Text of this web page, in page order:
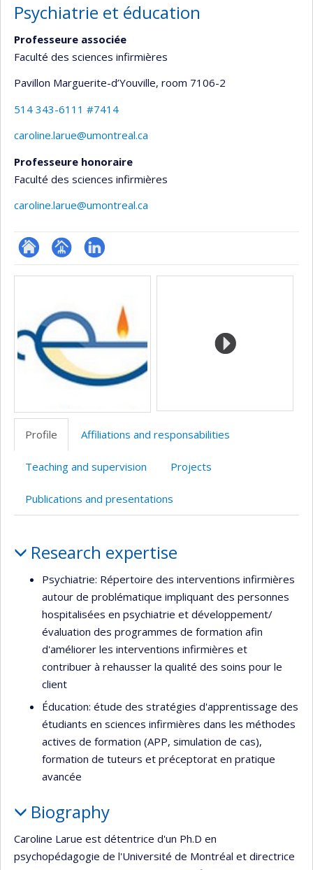
Psychiatrie et éducation
Professeure associée
Faculté des sciences infirmières
Pavillon Marguerite-d’Youville, room 7106-2
514 343-6111 #7414
caroline.larue@umontreal.ca
Professeure honoraire
Faculté des sciences infirmières
caroline.larue@umontreal.ca
ResearchGate
Page
(faculté,département,école)
LinkedIn
Media
Profile Affiliations and responsabilities
Teaching and supervision Projects
Publications and presentations
Research expertise
Psychiatrie: Répertoire des interventions infirmières
autour de problématique impliquant des personnes
hospitalisées en psychiatrie et développement/
évaluation des programmes de formation afin
d'améliorer les interventions infirmières et
contribuer à rehausser la qualité des soins pour le
client
Éducation: étude des stratégies d'apprentissage des
étudiants en sciences infirmières dans les méthodes
actives de formation (APP, simulation de cas),
formation de tuteurs et préceptorat en pratique
avancée
Biography
Caroline Larue est détentrice d'un Ph.D en
psychopédagogie de l'Université de Montréal et directrice